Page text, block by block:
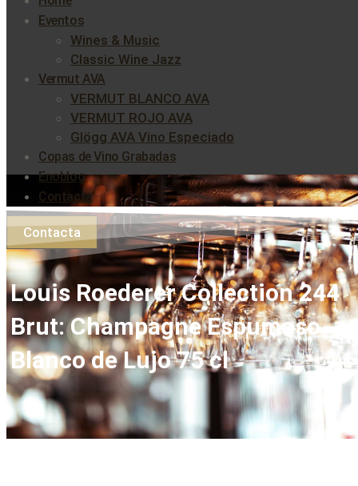
Eventos
Wines & Music
Classic Wine Jazz
Vermut AVA
VERMUT BLANCO AVA
VERMUT ROJO AVA
Glögg AVA Vino Especiado
Copas de Vino Grabadas
Enoblog
Contacta
Contacta
Louis Roederer Collection 244
Brut: Champagne Espumoso
Blanco de Lujo 75 cl